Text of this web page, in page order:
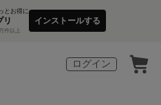
とお得に
リ
件以上
インストールする
ログイン